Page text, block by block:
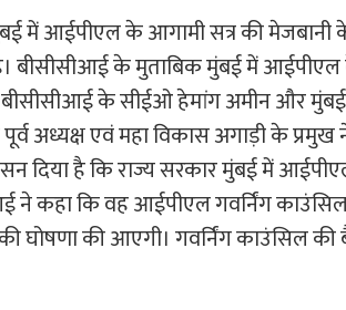
में आईपीएल के आगामी सत्र की मेजबानी
बीसीसीआई के मुताबिक मुंबई में
के सीईओ हेमांग अमीन और
अध्यक्ष एवं महा विकास अगाड़ी के प्रमुख
दिया है कि राज्य सरकार मुंबई में
ने कहा कि वह आईपीएल गवर्निंग
घोषणा की आएगी। गवर्निंग काउंसिल